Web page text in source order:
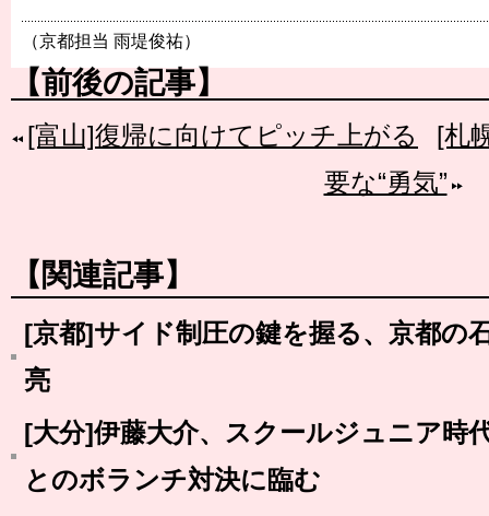
（京都担当 雨堤俊祐）
【前後の記事】
[富山]復帰に向けてピッチ上がる
[札
要な“勇気”
【関連記事】
[京都]サイド制圧の鍵を握る、京都の
亮
[大分]伊藤大介、スクールジュニア時
とのボランチ対決に臨む